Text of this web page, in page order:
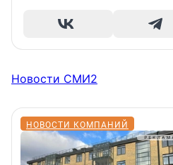
Новости СМИ2
НОВОСТИ КОМПАНИЙ